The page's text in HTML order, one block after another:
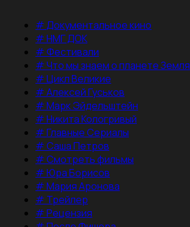
#Документальное кино
#НМГ ДОК
#Фестивали
#Что мы знаем о планете Земля
#Цикл Великие
#Алексей Гуськов
#Марк Эйдельштейн
#Никита Кологривый
#Главные Сериалы
#Саша Петров
#Смотреть фильмы
#Юра Борисов
#Мария Аронова
# Трейлер
#Рецензия